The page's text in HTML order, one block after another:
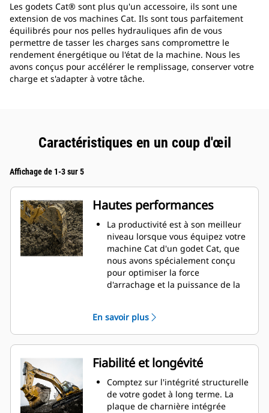
Les godets Cat® sont plus qu'un accessoire, ils sont une
extension de vos machines Cat. Ils sont tous parfaitement
équilibrés pour nos pelles hydrauliques afin de vous
permettre de tasser les charges sans compromettre le
rendement énergétique ou l'état de la machine. Nous les
avons conçus pour accélérer le remplissage, conserver votre
charge et s'adapter à votre tâche.
Caractéristiques en un coup d'œil
Affichage de 1-3 sur 5
Hautes performances
La productivité est à son meilleur
niveau lorsque vous équipez votre
machine Cat d'un godet Cat, que
nous avons spécialement conçu
pour optimiser la force
d'arrachage et la puissance de la
double améliore le flux des
matières dans le godet. Le
dégagement de talon accru
garantit que le fond du godet ne
frotte pas, ce qui réduit les coûts
d'entretien.
La consommation de carburant est
maximale lors de l'excavation. Les
En savoir plus
Fiabilité et longévité
Comptez sur l'intégrité structurelle
de votre godet à long terme. La
plaque de charnière intégrée